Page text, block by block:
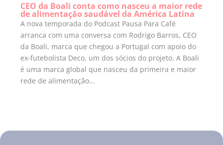
CEO da Boali conta como nasceu a maior rede
de alimentação saudável da América Latina
A nova temporada do Podcast Pausa Para Café
arranca com uma conversa com Rodrigo Barros, CEO
da Boali, marca que chegou a Portugal com apoio do
ex-futebolista Deco, um dos sócios do projeto. A Boali
é uma marca global que nasceu da primeira e maior
rede de alimentação...